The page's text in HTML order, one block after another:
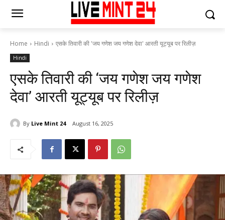
Home Hindi एसके तिवारी की 'जय गणेश जय गणेश देवा' आरती यूट्यूब पर रिलीज़
Hindi
एसके तिवारी की ‘जय गणेश जय गणेश
देवा’ आरती यूट्यूब पर रिलीज़
By Live Mint 24 August 16, 2025